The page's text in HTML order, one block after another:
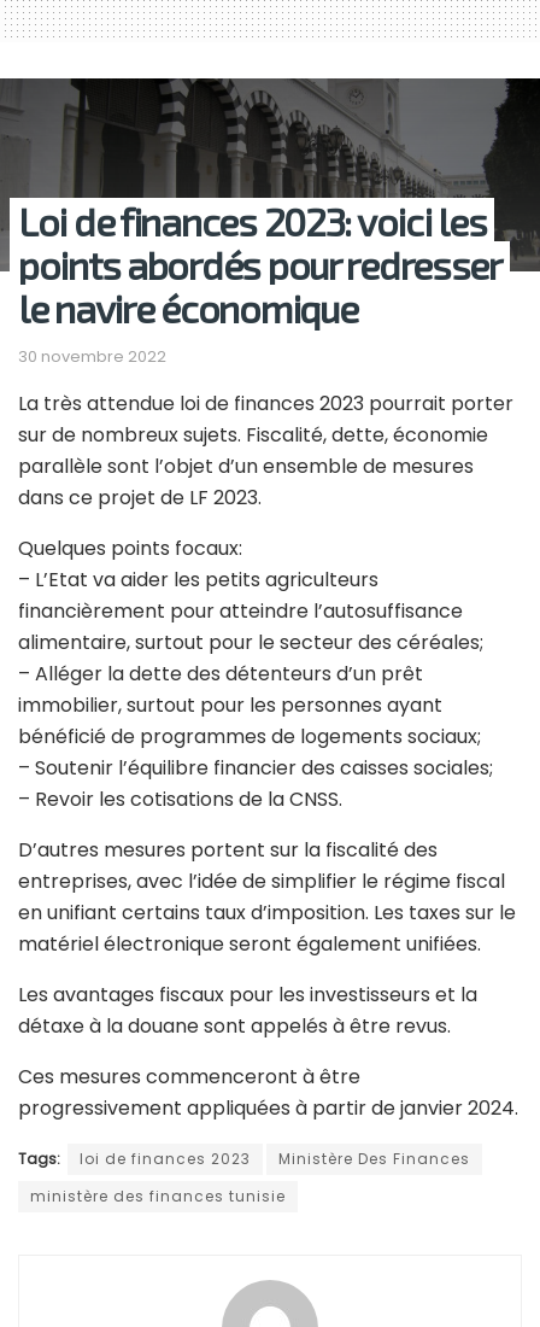
Loi de finances 2023: voici les
points abordés pour redresser
le navire économique
30 novembre 2022
La très attendue loi de finances 2023 pourrait porter
sur de nombreux sujets. Fiscalité, dette, économie
parallèle sont l’objet d’un ensemble de mesures
dans ce projet de LF 2023.
Quelques points focaux:
– L’Etat va aider les petits agriculteurs
financièrement pour atteindre l’autosuffisance
alimentaire, surtout pour le secteur des céréales;
– Alléger la dette des détenteurs d’un prêt
immobilier, surtout pour les personnes ayant
bénéficié de programmes de logements sociaux;
– Soutenir l’équilibre financier des caisses sociales;
– Revoir les cotisations de la CNSS.
D’autres mesures portent sur la fiscalité des
entreprises, avec l’idée de simplifier le régime fiscal
en unifiant certains taux d’imposition. Les taxes sur le
matériel électronique seront également unifiées.
Les avantages fiscaux pour les investisseurs et la
détaxe à la douane sont appelés à être revus.
Ces mesures commenceront à être
progressivement appliquées à partir de janvier 2024.
Tags: loi de finances 2023
Ministère Des Finances
ministère des finances tunisie